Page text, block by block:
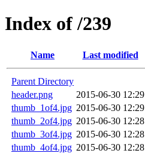
Index of /239
Name Last modified
Parent Directory
header.png
2015-06-30 12:29
thumb_1of4.jpg 2015-06-30 12:29
thumb_2of4.jpg 2015-06-30 12:28
thumb_3of4.jpg 2015-06-30 12:28
thumb_4of4.jpg 2015-06-30 12:28